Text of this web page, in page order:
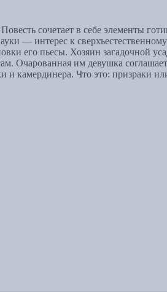
сочетает в себе элементы
— интерес к
его пьесы. Хозяин загадочной
Очарованная им девушка
и камердинера. Что это: призраки